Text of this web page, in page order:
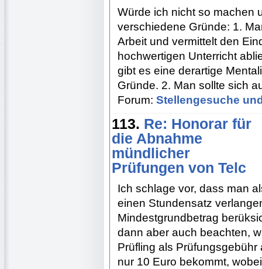
Würde ich nicht so machen
verschiedene Gründe: 1.
Arbeit und vermittelt den
hochwertigen Unterricht
gibt es eine derartige
Gründe. 2. Man sollte sich
Forum: Stellengesuche
113. Re: Honorar für
die Abnahme
mündlicher
Prüfungen von Telc
Ich schlage vor, dass man
einen Stundensatz
Mindestgrundbetrag
dann aber auch beachten,
Prüfling als
nur 10 Euro bekommt,